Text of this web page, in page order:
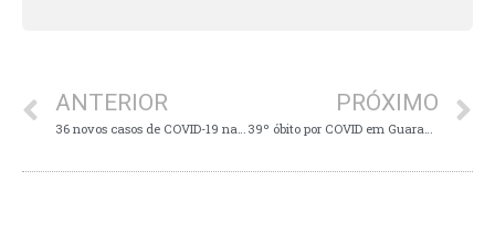
ANTERIOR PRÓXIMO